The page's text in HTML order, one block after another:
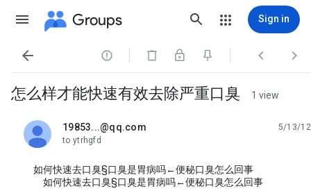
Groups Sign in
   
怎么样才能快速有效去除严重口臭 1 view
19853...@qq.com
unread,
5/13/12
to ytrhgfd
如何快速去口臭§口臭是胃病吗←便秘口臭怎么回事
如何快速去口臭§口臭是胃病吗←便秘口臭怎么回事